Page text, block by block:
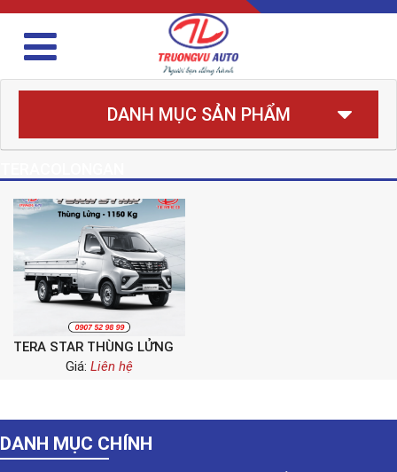
DANH MỤC SẢN PHẨM
TERA STAR THÙNG LỬNG
Giá: Liên hệ
DANH MỤC CHÍNH